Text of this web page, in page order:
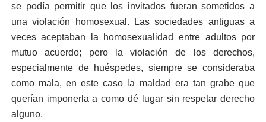
se podía permitir que los invitados fueran sometidos a
una violación homosexual. Las sociedades antiguas a
veces aceptaban la homosexualidad entre adultos por
mutuo acuerdo; pero la violación de los derechos,
especialmente de huéspedes, siempre se consideraba
como mala, en este caso la maldad era tan grabe que
querían imponerla a como dé lugar sin respetar derecho
alguno.